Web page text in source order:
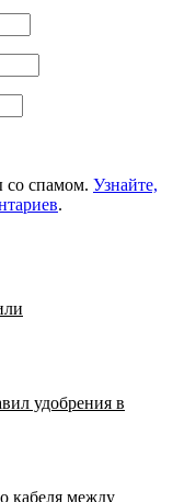
со спамом. Узнайте,
.
удобрения в
кабеля между